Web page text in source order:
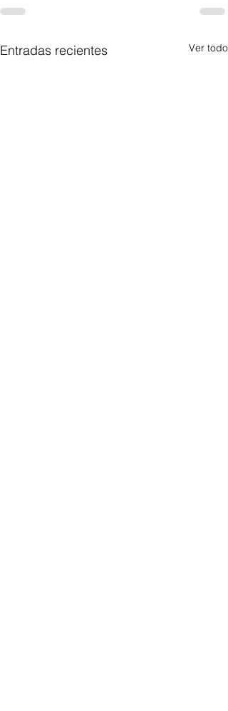
Entradas recientes Ver todo